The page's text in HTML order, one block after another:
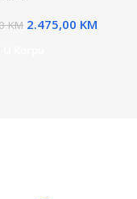
KM 2.475,00 KM